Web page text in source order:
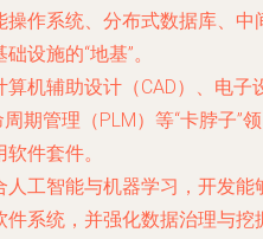
操作系统、分布式数据库、中
设施的“地基”。
算机辅助设计（CAD）、电子
期管理（PLM）等“卡脖子”领
件套件。
人工智能与机器学习，开发能
件系统，并强化数据治理与挖